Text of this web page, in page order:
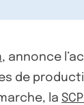
, annonce
de
la SCPI